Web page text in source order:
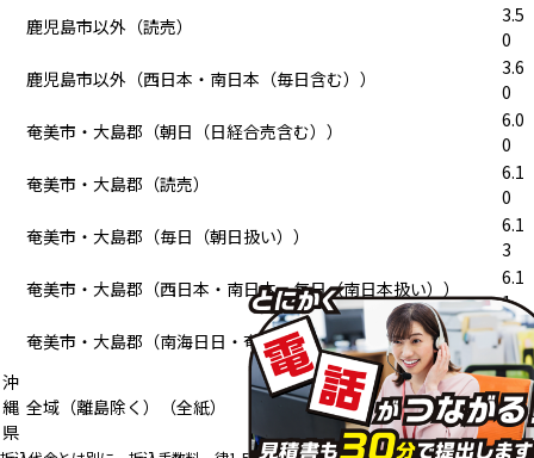
鹿児島市以外（読売）
3.5
0
鹿児島市以外（西日本・南日本（毎日含む））
3.6
0
奄美市・大島郡（朝日（日経合売含む））
6.0
0
奄美市・大島郡（読売）
6.1
0
奄美市・大島郡（毎日（朝日扱い））
6.1
3
奄美市・大島郡（西日本・南日本・毎日（南日本扱い））
6.1
1
奄美市・大島郡（南海日日・奄美）
8.3
3
沖
縄
県
全域（離島除く）（全紙）
3.7
2